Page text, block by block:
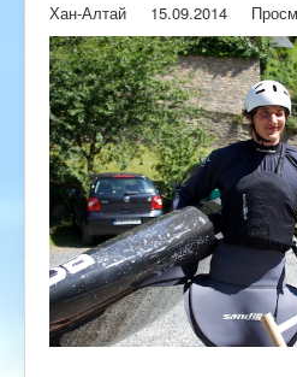
Хан-Алтай 15.09.2014